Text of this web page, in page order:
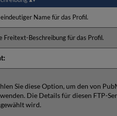
eindeutiger Name für das Profil.
Freitext-Beschreibung für das Profil.
Sie diese Option, um den von
Die Details für diesen FTP-
wird.